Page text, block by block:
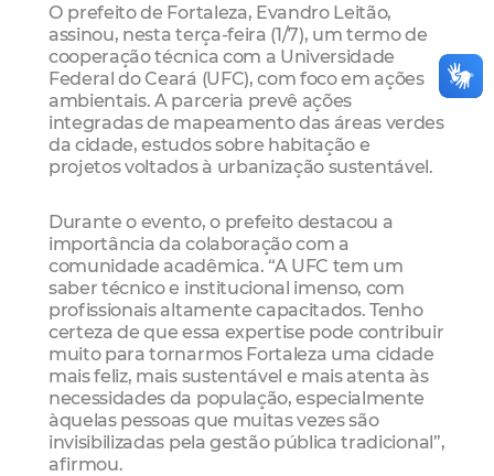
O prefeito de Fortaleza, Evandro Leitão,
assinou, nesta terça-feira (1/7), um termo de
cooperação técnica com a Universidade
Federal do Ceará (UFC), com foco em ações
ambientais. A parceria prevê ações
integradas de mapeamento das áreas verdes
da cidade, estudos sobre habitação e
projetos voltados à urbanização sustentável.
Durante o evento, o prefeito destacou a
importância da colaboração com a
comunidade acadêmica. “A UFC tem um
saber técnico e institucional imenso, com
profissionais altamente capacitados. Tenho
certeza de que essa expertise pode contribuir
muito para tornarmos Fortaleza uma cidade
mais feliz, mais sustentável e mais atenta às
necessidades da população, especialmente
àquelas pessoas que muitas vezes são
invisibilizadas pela gestão pública tradicional”,
afirmou.